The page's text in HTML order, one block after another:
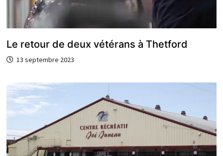
Le retour de deux vétérans à Thetford
13 septembre 2023